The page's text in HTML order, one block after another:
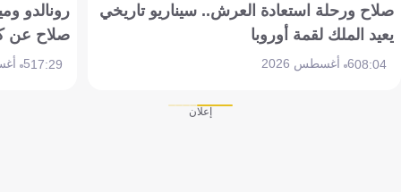
صلاح ورحلة استعادة العرش.. سيناريو تاريخي
يعيد الملك لقمة أوروبا
08:046 أغسطس 2026
رونالدو
صلاح عن
17:295 أغسطس 2026
إعلان